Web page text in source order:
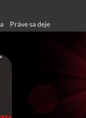
Práve sa deje